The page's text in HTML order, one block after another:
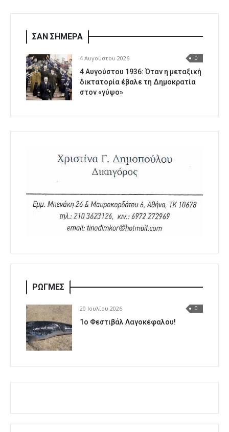
ΣΑΝ ΣΗΜΕΡΑ
4 Αυγούστου 2026 0
4 Αυγούστου 1936: Όταν η μεταξική
δικτατορία έβαλε τη Δημοκρατία
στον «γύψο»
ΡΩΓΜΕΣ
20 Ιουλίου 2026 0
1o Φεστιβάλ Λαγοκέφαλου!